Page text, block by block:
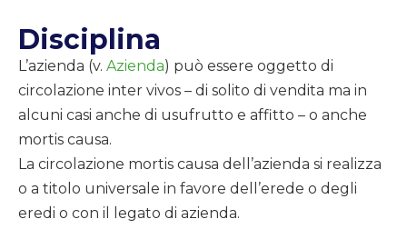
Disciplina
L’azienda (v. Azienda) può essere oggetto di
circolazione inter vivos – di solito di vendita ma in
alcuni casi anche di usufrutto e affitto – o anche
mortis causa.
La circolazione mortis causa dell’azienda si realizza
o a titolo universale in favore dell’erede o degli
eredi o con il legato di azienda.